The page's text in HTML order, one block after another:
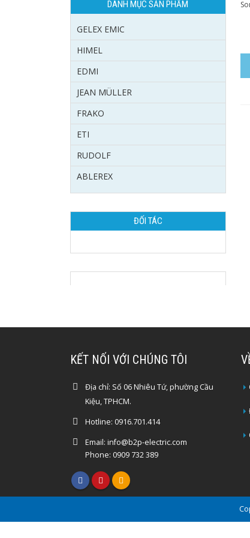
DANH MỤC SẢN PHẨM
GELEX EMIC
HIMEL
EDMI
JEAN MÜLLER
FRAKO
ETI
RUDOLF
ABLEREX
ĐỐI TÁC
KẾT NỐI VỚI CHÚNG TÔI
Địa chỉ: Số 06 Nhiêu Tứ, phường Cầu
Kiệu, TPHCM.
Hotline: 0916.701.414
Email: info@b2p-electric.com
Phone: 0909 732 389